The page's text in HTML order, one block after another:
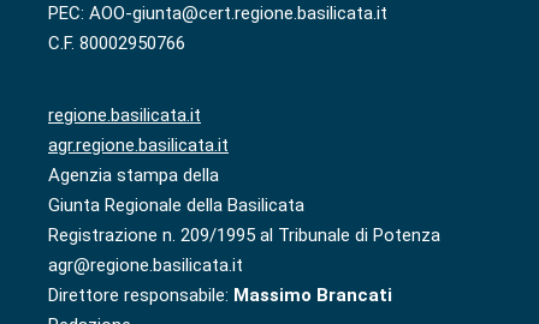
PEC: AOO-giunta@cert.regione.basilicata.it
C.F. 80002950766
regione.basilicata.it
agr.regione.basilicata.it
Agenzia stampa della
Giunta Regionale della Basilicata
Registrazione n. 209/1995 al Tribunale di Potenza
agr@regione.basilicata.it
Direttore responsabile: Massimo Brancati